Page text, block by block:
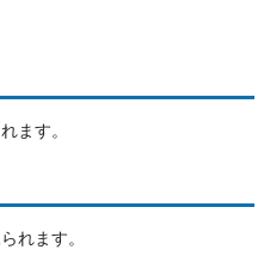
ます。
れます。